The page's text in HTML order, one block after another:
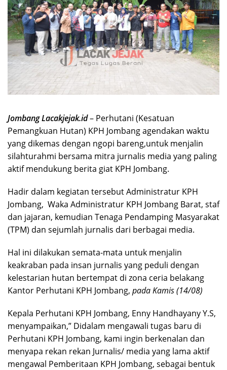
Jombang Lacakjejak.id– Perhutani (Kesatuan
Pemangkuan Hutan) KPH Jombang agendakan waktu
yang dikemas dengan ngopi bareng,untuk menjalin
silahturahmi bersama mitra jurnalis media yang paling
aktif mendukung berita giat KPH Jombang.
Hadir dalam kegiatan tersebut Administratur KPH
Jombang, Waka Administratur KPH Jombang Barat, staf
dan jajaran, kemudian Tenaga Pendamping Masyarakat
(TPM) dan sejumlah jurnalis dari berbagai media.
Hal ini dilakukan semata-mata untuk menjalin
keakraban pada insan jurnalis yang peduli dengan
kelestarian hutan bertempat di zona ceria belakang
Kantor Perhutani KPH Jombang, pada Kamis (14/08)
Kepala Perhutani KPH Jombang, Enny Handhayany Y.S,
menyampaikan,” Didalam mengawali tugas baru di
Perhutani KPH Jombang, kami ingin berkenalan dan
menyapa rekan rekan Jurnalis/ media yang lama aktif
mengawal Pemberitaan KPH Jombang, sebagai bentuk